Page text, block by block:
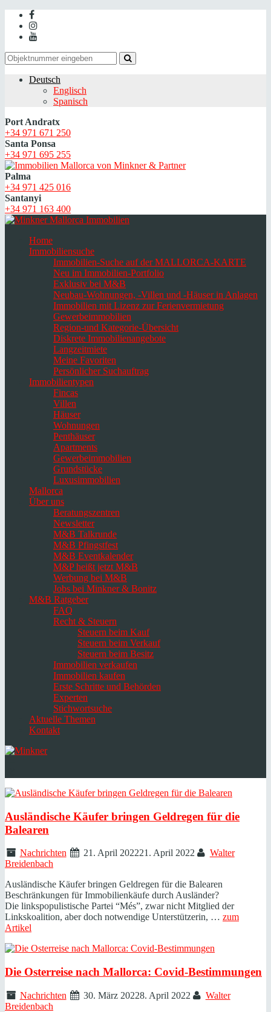
Deutsch
Englisch
Spanisch
Port Andratx
+34 971 671 250
Santa Ponsa
+34 971 695 255
Palma
+34 971 425 016
Santanyi
+34 971 163 400
Home
Immobiliensuche
Immobilien-Suche auf der MALLORCA-KARTE
Neu im Immobilien-Portfolio
Exklusiv bei M&B
Neubau-Wohnungen, -Villen und -Häuser in Anlagen
Immobilien mit Lizenz zur Ferienvermietung
Gewerbeimmobilien
Region-und Kategorie-Übersicht
Diskrete Immobilienangebote
Langzeitmiete
Meine Favoriten
Persönlicher Suchauftrag
Immobilientypen
Fincas
Villen
Häuser
Wohnungen
Penthäuser
Apartments
Gewerbeimmobilien
Grundstücke
Luxusimmobilien
Mallorca
Über uns
Beratungszentren
Newsletter
M&B Talkrunde
M&B Pfingstfest
M&B Eventkalender
M&P heißt jetzt M&B
Werbung bei M&B
Jobs bei Minkner & Bonitz
M&B Ratgeber
FAQ
Recht & Steuern
Steuern beim Kauf
Steuern beim Verkauf
Steuern beim Besitz
Immobilien verkaufen
Immobilien kaufen
Erste Schritte und Behörden
Experten
Stichwortsuche
Aktuelle Themen
Kontakt
Ausländische Käufer bringen Geldregen für die
Balearen
Nachrichten 21. April 202221. April 2022
Walter
Breidenbach
Ausländische Käufer bringen Geldregen für die Balearen
Beschränkungen für Immobilienkäufe durch Ausländer?
Die linkspopulistische Partei “Més”, zwar nicht Mitglied der
Linkskoalition, aber doch notwendige Unterstützerin, … zum
Artikel
Die Osterreise nach Mallorca: Covid-Bestimmungen
Nachrichten 30. März 20228. April 2022
Walter
Breidenbach